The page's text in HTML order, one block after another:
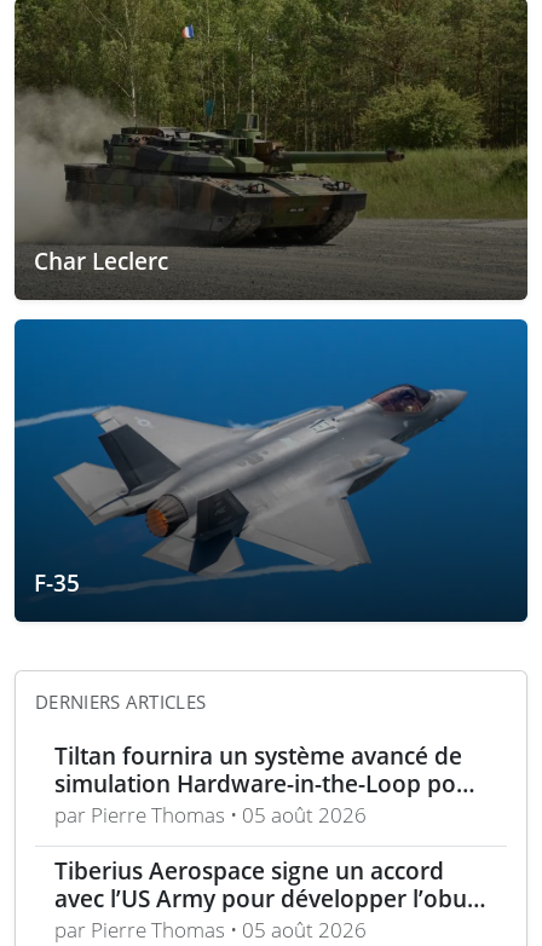
Char Leclerc
F-35
DERNIERS ARTICLES
Tiltan fournira un système avancé de
simulation Hardware-in-the-Loop pour
un programme électro-optique IR
unique
par Pierre Thomas • 05 août 2026
Tiberius Aerospace signe un accord
avec l’US Army pour développer l’obus
d’artillerie guidée Sceptre
par Pierre Thomas • 05 août 2026